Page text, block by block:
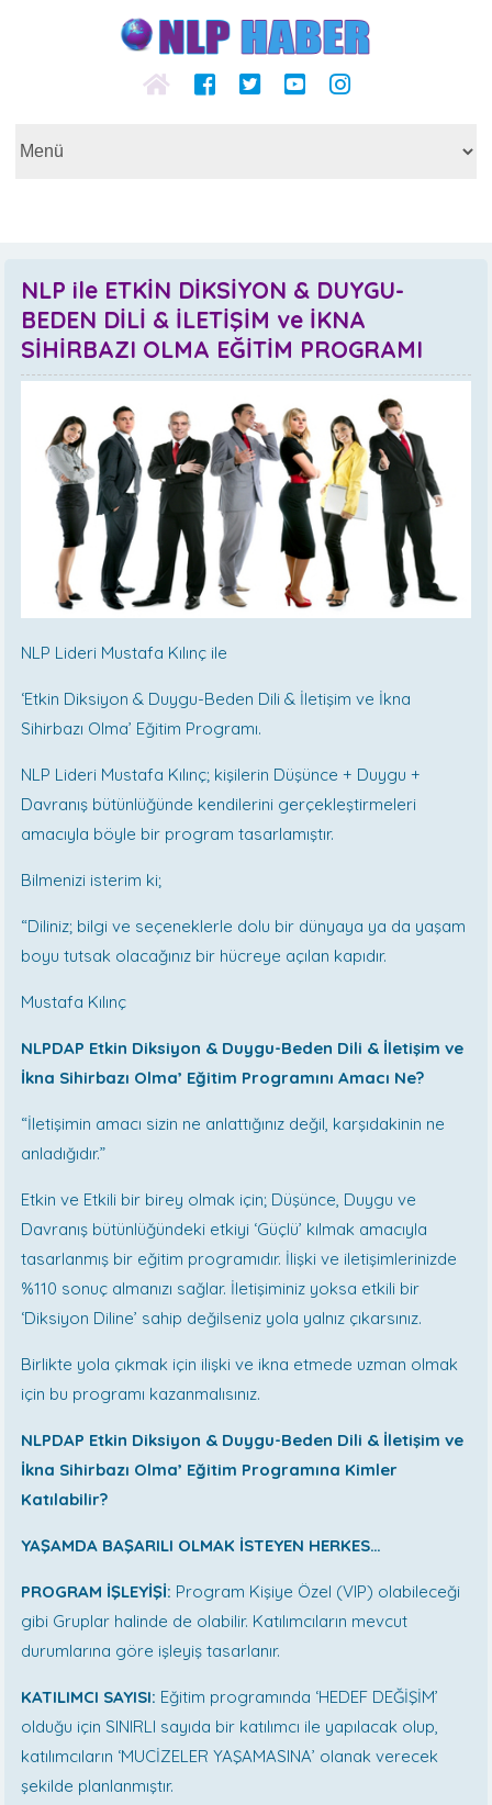
NLP ile ETKİN DİKSİYON & DUYGU-
BEDEN DİLİ & İLETİŞİM ve İKNA
SİHİRBAZI OLMA EĞİTİM PROGRAMI
NLP Lideri Mustafa Kılınç ile
‘Etkin Diksiyon & Duygu-Beden Dili & İletişim ve İkna
Sihirbazı Olma’ Eğitim Programı.
NLP Lideri Mustafa Kılınç; kişilerin Düşünce + Duygu +
Davranış bütünlüğünde kendilerini gerçekleştirmeleri
amacıyla böyle bir program tasarlamıştır.
Bilmenizi isterim ki;
“Diliniz; bilgi ve seçeneklerle dolu bir dünyaya ya da yaşam
boyu tutsak olacağınız bir hücreye açılan kapıdır.
Mustafa Kılınç
NLPDAP Etkin Diksiyon & Duygu-Beden Dili & İletişim ve
İkna Sihirbazı Olma’ Eğitim Programını Amacı Ne?
“İletişimin amacı sizin ne anlattığınız değil, karşıdakinin ne
anladığıdır.”
Etkin ve Etkili bir birey olmak için; Düşünce, Duygu ve
Davranış bütünlüğündeki etkiyi ‘Güçlü’ kılmak amacıyla
tasarlanmış bir eğitim programıdır. İlişki ve iletişimlerinizde
%110 sonuç almanızı sağlar. İletişiminiz yoksa etkili bir
‘Diksiyon Diline’ sahip değilseniz yola yalnız çıkarsınız.
Birlikte yola çıkmak için ilişki ve ikna etmede uzman olmak
için bu programı kazanmalısınız.
NLPDAP Etkin Diksiyon & Duygu-Beden Dili & İletişim ve
İkna Sihirbazı Olma’ Eğitim Programına Kimler
Katılabilir?
YAŞAMDA BAŞARILI OLMAK İSTEYEN HERKES…
PROGRAM İŞLEYİŞİ: Program Kişiye Özel (VIP) olabileceği
gibi Gruplar halinde de olabilir. Katılımcıların mevcut
durumlarına göre işleyiş tasarlanır.
KATILIMCI SAYISI: Eğitim programında ‘HEDEF DEĞİŞİM’
olduğu için SINIRLI sayıda bir katılımcı ile yapılacak olup,
katılımcıların ‘MUCİZELER YAŞAMASINA’ olanak verecek
şekilde planlanmıştır.